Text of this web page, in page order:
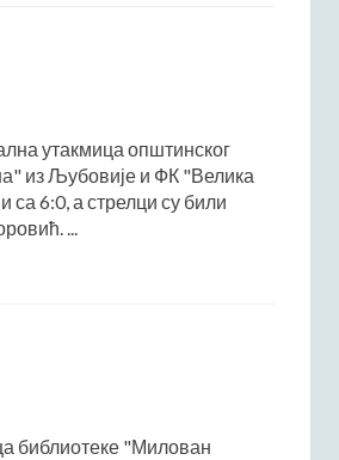
утакмица општинског
из Љубовије и ФК "Велика
6:0, а стрелци су били
...
библиотеке "Милован